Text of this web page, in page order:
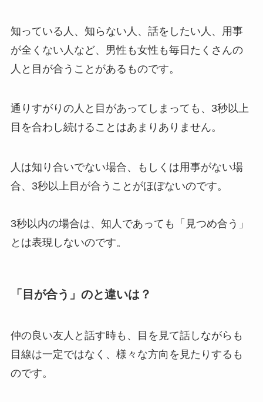
知っている人、知らない人、話をしたい人、用事
が全くない人など、男性も女性も毎日たくさんの
人と目が合うことがあるものです。
通りすがりの人と目があってしまっても、3秒以上
目を合わし続けることはあまりありません。
人は知り合いでない場合、もしくは用事がない場
合、3秒以上目が合うことがほぼないのです。
3秒以内の場合は、知人であっても「見つめ合う」
とは表現しないのです。
「目が合う」のと違いは？
仲の良い友人と話す時も、目を見て話しながらも
目線は一定ではなく、様々な方向を見たりするも
のです。